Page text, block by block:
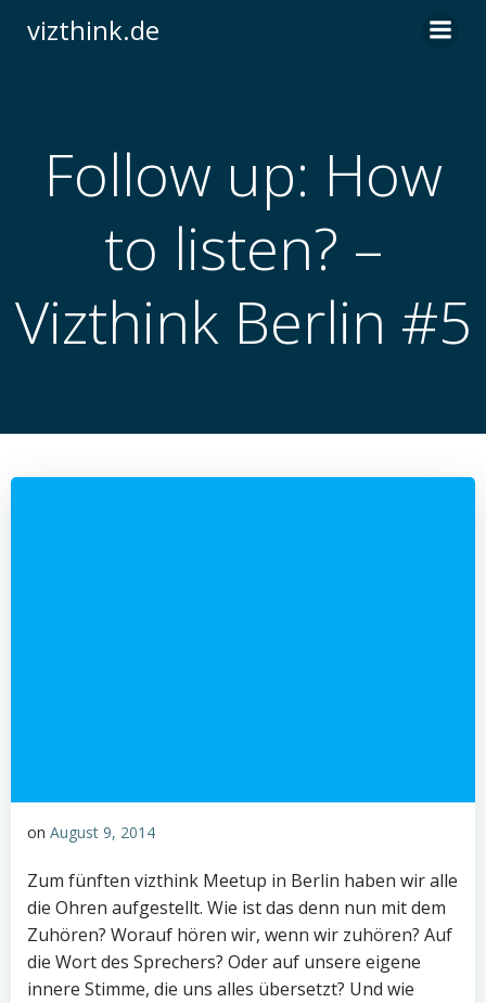
vizthink.de
Follow up: How
to listen? –
Vizthink Berlin #5
on August 9, 2014
Zum fünften vizthink Meetup in Berlin haben wir alle
die Ohren aufgestellt. Wie ist das denn nun mit dem
Zuhören? Worauf hören wir, wenn wir zuhören? Auf
die Wort des Sprechers? Oder auf unsere eigene
innere Stimme, die uns alles übersetzt? Und wie